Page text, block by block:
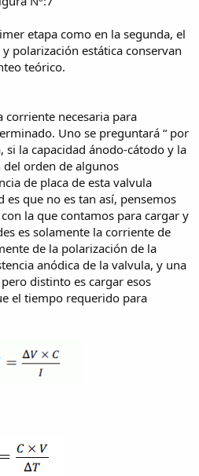
etapa como en la segunda, el
polarización estática conservan
teórico.
corriente necesaria para
Uno se preguntará “ por
si la capacidad ánodo-cátodo y la
orden de algunos
de placa de esta valvula
es que no es tan así, pensemos
la que contamos para cargar y
es solamente la corriente de
de la polarización de la
anódica de la valvula, y una
distinto es cargar esos
el tiempo requerido para